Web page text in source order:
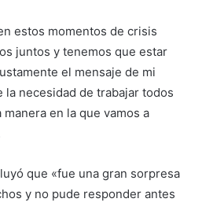
estos momentos de crisis
juntos y tenemos que estar
el mensaje de mi
la necesidad de trabajar todos
en la que vamos a
que «fue una gran sorpresa
y no pude responder antes